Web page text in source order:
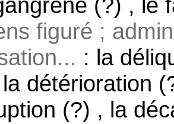
figuré ;
: la
détérioration
(?) , la